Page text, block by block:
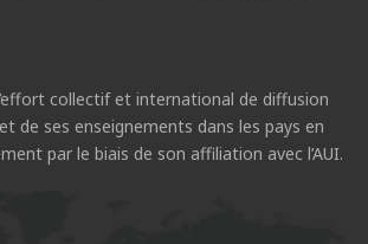
collectif et international de diffusion
de ses enseignements dans les pays en
par le biais de son affiliation avec l’AUI.